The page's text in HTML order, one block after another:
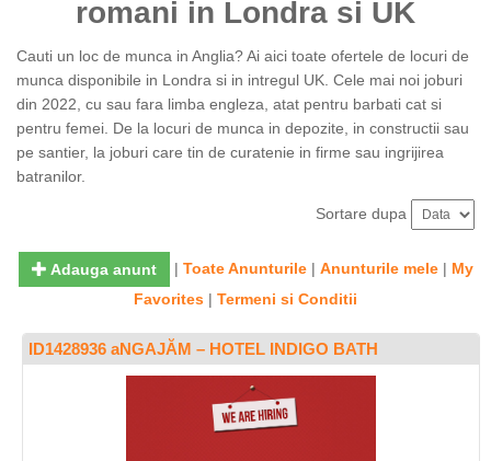
romani in Londra si UK
Cauti un loc de munca in Anglia? Ai aici toate ofertele de locuri de
munca disponibile in Londra si in intregul UK. Cele mai noi joburi
din 2022, cu sau fara limba engleza, atat pentru barbati cat si
pentru femei. De la locuri de munca in depozite, in constructii sau
pe santier, la joburi care tin de curatenie in firme sau ingrijirea
batranilor.
Sortare dupa
Adauga anunt | Toate Anunturile| Anunturile mele| My
Favorites | Termeni si Conditii
ID1428936 aNGAJĂM – HOTEL INDIGO BATH